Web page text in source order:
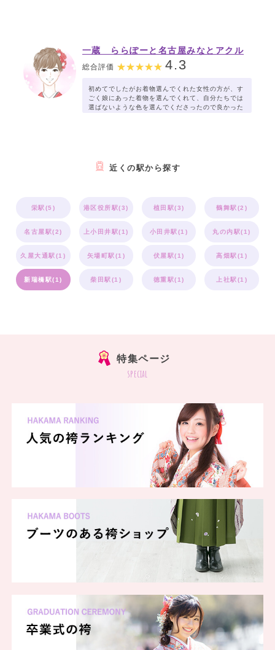
一蔵 ららぽーと名古屋みなとアクル
総合評価 4.3
初めてでしたがお着物選んでくれた女性の方が、す
ごく娘にあった着物を選んでくれて、自分たちでは
選ばないような色を選んでくださったので良かった
近くの駅から探す
栄駅(5) 港区役所駅(3) 植田駅(3) 鶴舞駅(2)
名古屋駅(2) 上小田井駅(1) 小田井駅(1) 丸の内駅(1)
久屋大通駅(1) 矢場町駅(1) 伏屋駅(1) 高畑駅(1)
新瑞橋駅(1) 柴田駅(1) 徳重駅(1) 上社駅(1)
特集ページ
special